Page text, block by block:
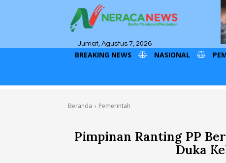
Jumat, Agustus 7, 2026
BREAKING NEWS NASIONAL
Beranda Pemerintah
Pimpinan Ranting PP
Duka